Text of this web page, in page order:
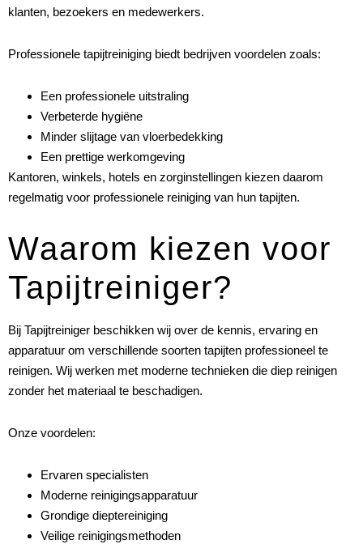
klanten, bezoekers en medewerkers.
Professionele tapijtreiniging biedt bedrijven voordelen zoals:
Een professionele uitstraling
Verbeterde hygiëne
Minder slijtage van vloerbedekking
Een prettige werkomgeving
Kantoren, winkels, hotels en zorginstellingen kiezen daarom
regelmatig voor professionele reiniging van hun tapijten.
Waarom kiezen voor
Tapijtreiniger?
Bij Tapijtreiniger beschikken wij over de kennis, ervaring en
apparatuur om verschillende soorten tapijten professioneel te
reinigen. Wij werken met moderne technieken die diep reinigen
zonder het materiaal te beschadigen.
Onze voordelen:
Ervaren specialisten
Moderne reinigingsapparatuur
Grondige dieptereiniging
Veilige reinigingsmethoden